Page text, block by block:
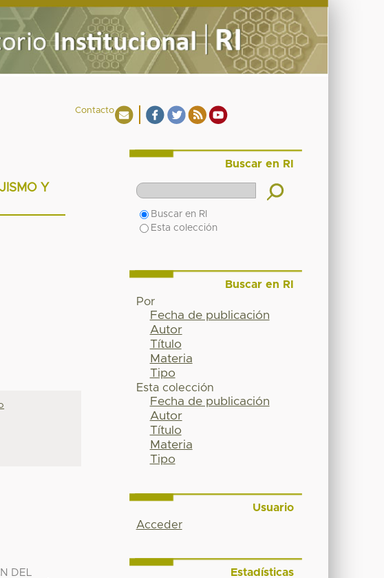
Contacto
Y
DEL
Buscar en RI
Buscar en RI
Esta colección
Buscar en RI
Por
Fecha de publicación
Autor
Título
Materia
Tipo
Esta colección
Fecha de publicación
Autor
Título
Materia
Tipo
Usuario
Acceder
Estadísticas